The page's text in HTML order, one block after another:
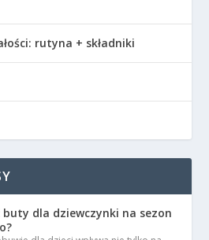
rutyna + składniki
buty dla dziewczynki na sezon